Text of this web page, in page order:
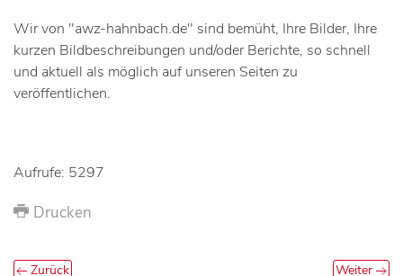
Wir von "awz-hahnbach.de" sind bemüht, Ihre Bilder, Ihre
kurzen Bildbeschreibungen und/oder Berichte, so schnell
und aktuell als möglich auf unseren Seiten zu
veröffentlichen.
Aufrufe: 5297
Drucken
Zurück Weiter